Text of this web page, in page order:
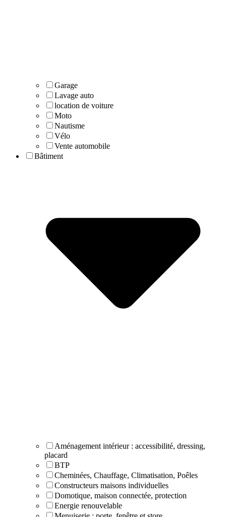
Garage
Lavage auto
location de voiture
Moto
Nautisme
Vélo
Vente automobile
Bâtiment
Aménagement intérieur : accessibilité, dressing,
placard
BTP
Cheminées, Chauffage, Climatisation, Poêles
Constructeurs maisons individuelles
Domotique, maison connectée, protection
Energie renouvelable